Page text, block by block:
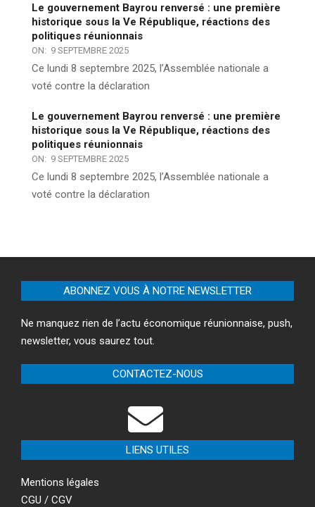
Le gouvernement Bayrou renversé : une première
historique sous la Ve République, réactions des
politiques réunionnais
ON: 9 SEPTEMBRE 2025
Ce lundi 8 septembre 2025, l’Assemblée nationale a
voté contre la déclaration
Le gouvernement Bayrou renversé : une première
historique sous la Ve République, réactions des
politiques réunionnais
ON: 9 SEPTEMBRE 2025
Ce lundi 8 septembre 2025, l’Assemblée nationale a
voté contre la déclaration
ABONNEZ VOUS À NOTRE NEWSLETTER
Ne manquez rien de l’actu économique réunionnaise, push,
newsletter, vous saurez tout.
CONTACTEZ-NOUS
LIENS UTILES
Mentions légales
CGU / CGV